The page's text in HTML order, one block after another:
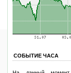
СОБЫТИЕ ЧАСА